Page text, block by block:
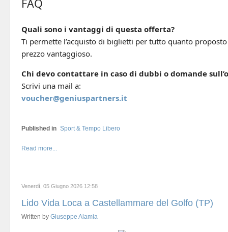
FAQ
Quali sono i vantaggi di questa offerta?
Ti permette l’acquisto di biglietti per tutto quanto
prezzo vantaggioso.
Chi devo contattare in caso di dubbi o domande
Scrivi una mail a:
voucher@geniuspartners.it
Published in Sport & Tempo Libero
Read more...
Venerdì, 05 Giugno 2026 12:58
Lido Vida Loca a Castellammare del Golfo (TP)
Written by Giuseppe Alamia